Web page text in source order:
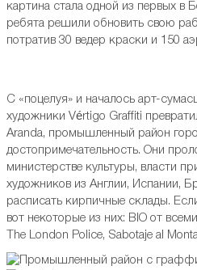
картина стала одной из первых в
ребята решили обновить свою
потратив 30 ведер краски и 150
С «поцелуя» и началось арт-
художники Vértigo Graffiti
Aranda, промышленный район
достопримечательность. Они
министерстве культуры, власти
художников из Англии, Испании,
расписать кирпичные склады.
вот некоторые из них: BIO от
The London Police, Sabotaje al